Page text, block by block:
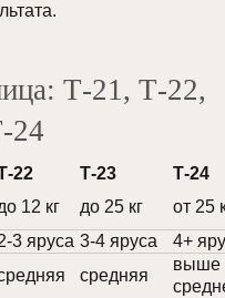
Т-21, Т-22,
24
22 Т-23
Т-24
12 кг до 25 кг
от 25
3 яруса 3-4 яруса
4+
средняя
выше